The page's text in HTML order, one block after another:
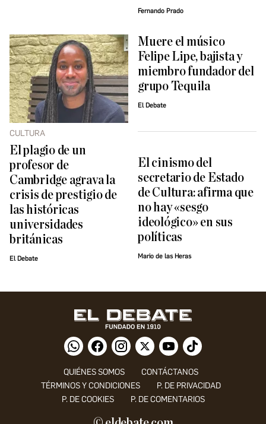
Fernando Prado
CULTURA
El plagio de un
profesor de
Cambridge agrava la
crisis de prestigio de
las históricas
universidades
británicas
El Debate
Muere el músico
Felipe Lipe, bajista y
miembro fundador del
grupo Tequila
El Debate
El cinismo del
secretario de Estado
de Cultura: afirma que
no hay «sesgo
ideológico» en sus
políticas
Mario de las Heras
QUIÉNES SOMOS
CONTÁCTANOS
TÉRMINOS Y CONDICIONES
P. DE PRIVACIDAD
P. DE COOKIES
P. DE COMENTARIOS